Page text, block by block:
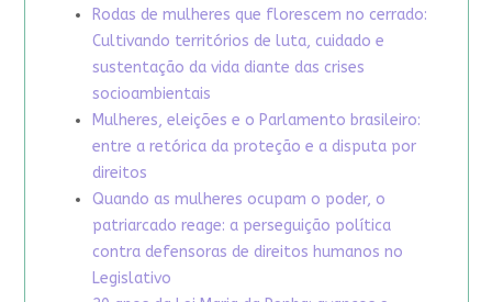
Rodas de mulheres que florescem no cerrado:
Cultivando territórios de luta, cuidado e
sustentação da vida diante das crises
socioambientais
Mulheres, eleições e o Parlamento brasileiro:
entre a retórica da proteção e a disputa por
direitos
Quando as mulheres ocupam o poder, o
patriarcado reage: a perseguição política
contra defensoras de direitos humanos no
Legislativo